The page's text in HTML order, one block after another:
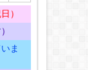
）
ま